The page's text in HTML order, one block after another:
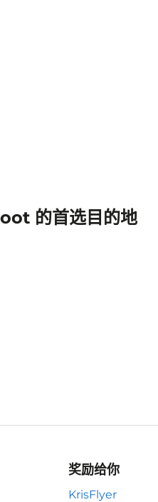
的首选目的地
奖励给你
KrisFlyer